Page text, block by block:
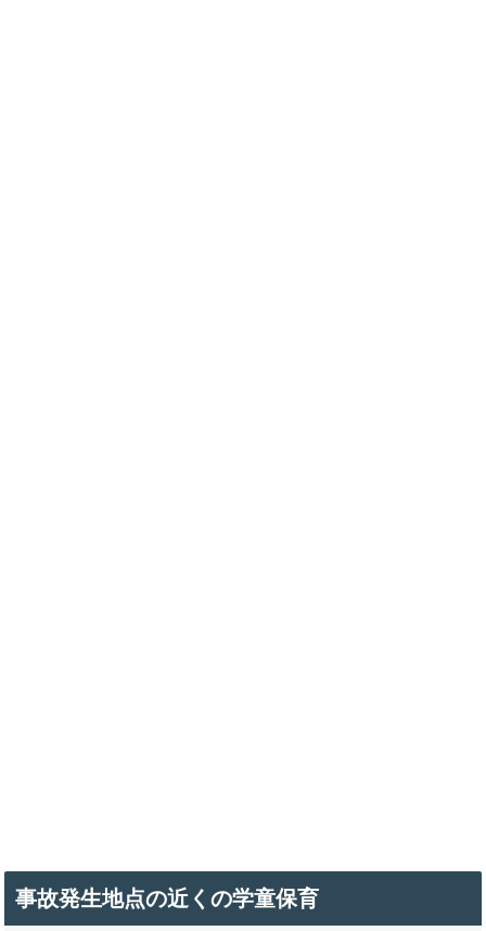
事故発生地点の近くの学童保育